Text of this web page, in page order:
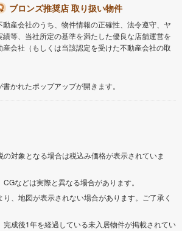
ブロンズ推奨店 取り扱い物件
産会社のうち、物件情報の正確性、法令遵守、ヤ
等、当社所定の基準を満たした優良な店舗運営を
会社（もしくは当該認定を受けた不動産会社の取
かれたポップアップが開きます。
対象となる場合は税込み価格が表示されていま
などは実際と異なる場合があります。
、地図が表示されない場合があります。ご了承く
完成後1年を経過している未入居物件が掲載されてい